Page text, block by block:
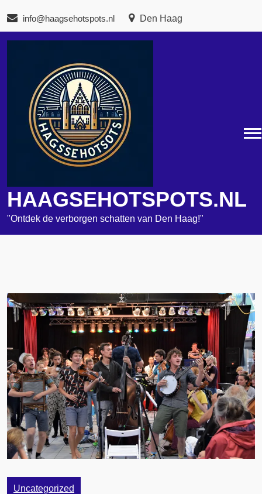
de
inhoud
info@haagsehotspots.nl Den Haag
HAAGSEHOTSPOTS.NL
"Ontdek de verborgen schatten van Den Haag!"
Uncategorized